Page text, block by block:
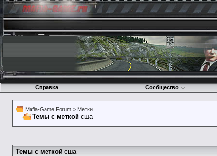
Справка Сообщество
Mafia-Game Forum > Метки
Темы с меткой сша
Темы с меткой сша